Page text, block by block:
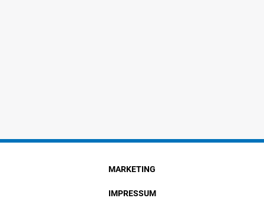
MARKETING
IMPRESSUM